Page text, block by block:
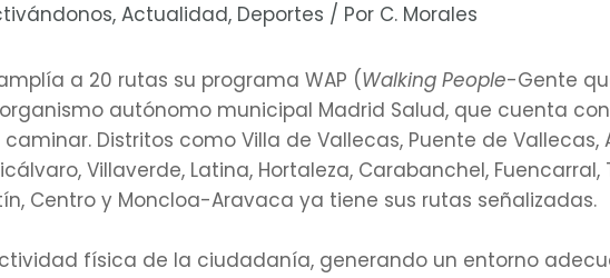
,Actualidad, Deportes / Por C. Morales
a 20 rutas su programa WAP (Walking People-Gente
autónomo municipal Madrid Salud, que cuenta
Distritos como Villa de Vallecas, Puente de Vallecas,
Villaverde, Latina, Hortaleza, Carabanchel,
Centro y Moncloa-Aravaca ya tiene sus rutas señalizadas.
física de la ciudadanía, generando un entorno